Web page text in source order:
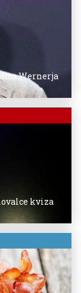
Wernerja
kviza